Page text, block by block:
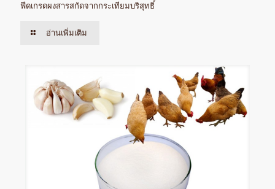
ฟีดเกรดผงสารสกัดจากกระเทียมบริสุทธิ์
อ่านเพิ่มเติม